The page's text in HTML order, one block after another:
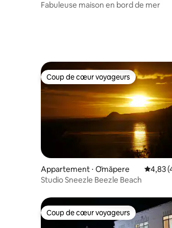
Fabuleuse maison en bord de mer
Coup de cœur voyageurs
Coup de cœur voyageurs
Appartement ⋅ Ōmāpere
4,83
Studio Sneezle Beezle Beach
Coup de cœur voyageurs
Coup de cœur voyageurs